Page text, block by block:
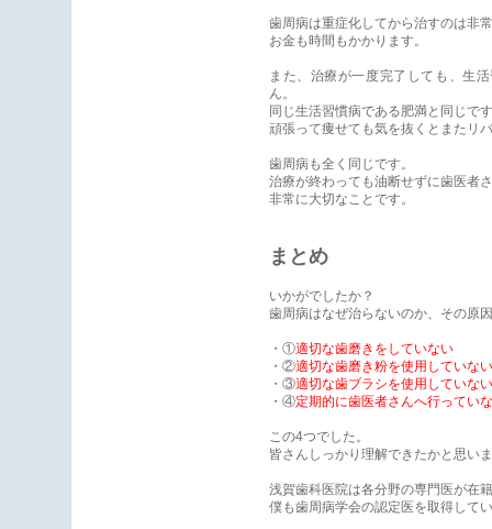
歯周病は重症化してから治すのは非
お金も時間もかかります。
また、治療が一度完了しても、生
ん。
同じ生活習慣病である肥満と同じで
頑張って痩せても気を抜くとまたリ
歯周病も全く同じです。
治療が終わっても油断せずに歯医者
非常に大切なことです。
まとめ
いかがでしたか？
歯周病はなぜ治らないのか、その原
・①適切な歯磨きをしていない
・②適切な歯磨き粉を使用していない
・③適切な歯ブラシを使用していない
・④定期的に歯医者さんへ行ってい
この4つでした。
皆さんしっかり理解できたかと思い
浅賀歯科医院は各分野の専門医が在
僕も歯周病学会の認定医を取得して